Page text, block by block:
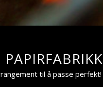
til å passe perfekt!